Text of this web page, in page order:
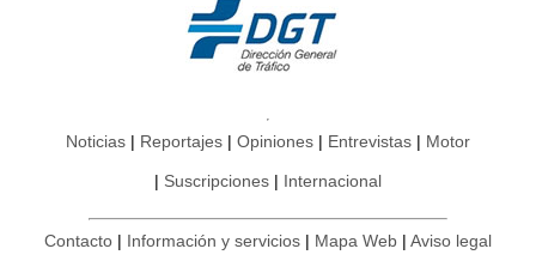
Noticias Reportajes Opiniones Entrevistas Motor
Suscripciones Internacional
Contacto Información y servicios Mapa Web Aviso legal